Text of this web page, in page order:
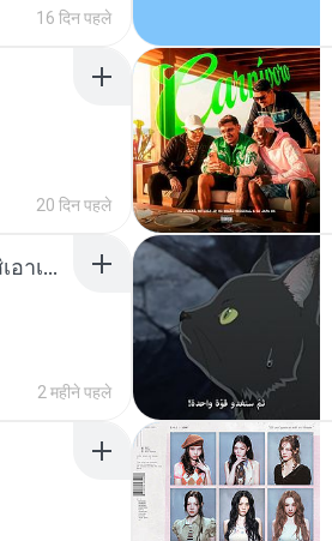
16 दिन पहले
20 दिन पहले
ເຊົາຮ້ອງເຖົ້າຊິເອົາທໍ່ໃດ (เซาฮ้องเถ้าสิเอาเท่าใด) ບຸນເກີດ ຫນູຫ່ວງ ft. ໂສພາ ຈຸນທະລາ
2 महीने पहले